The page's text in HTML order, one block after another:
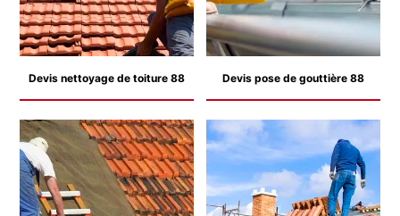
Devis nettoyage de toiture 88 Devis pose de gouttière 88